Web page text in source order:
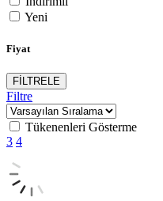
Yeni
Fiyat
FİLTRELE
Filtre
Tükenenleri Gösterme
3 4